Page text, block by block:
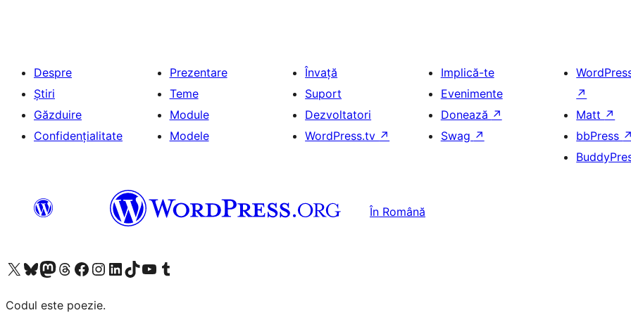
Despre
Știri
Găzduire
Confidențialitate
Prezentare
Teme
Module
Modele
Învață
Suport
Dezvoltatori
WordPress.tv ↗
Implică-te
Evenimente
Donează ↗
Swag ↗
↗
Matt ↗
bbPress ↗
În Română
Mergi la contul nostru X (fost Twitter)
Vizitează contul nostru Bluesky
Vizitează contul nostru Mastodon
Vizitează contul nostru Threads
Vizitează pagina noastră Facebook
Vizitează-ne pe Instagram
Vizitează-ne pe LinkedIn
Vizitează contul nostru TikTok
Vizitează canalul nostru YouTube
Vizitează contul nostru Tumblr
Codul este poezie.